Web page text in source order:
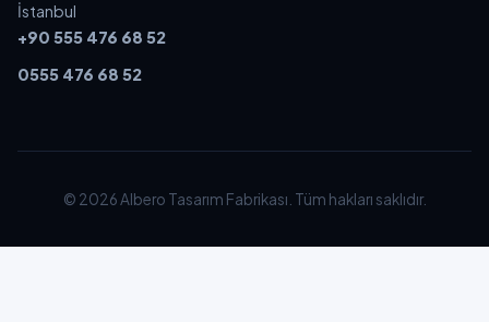
İstanbul
+90 555 476 68 52
0555 476 68 52
© 2026 Albero Tasarım Fabrikası. Tüm hakları saklıdır.